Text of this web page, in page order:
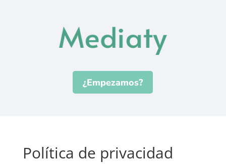
¿Empezamos?
Política de privacidad